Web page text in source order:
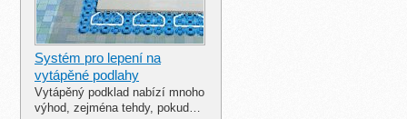
Systém pro lepení na
vytápěné podlahy
Vytápěný podklad nabízí mnoho
výhod, zejména tehdy, pokud…